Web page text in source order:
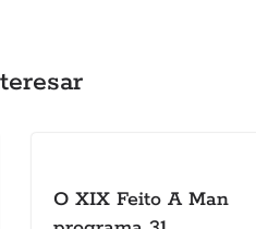
O XIX Feito A Man